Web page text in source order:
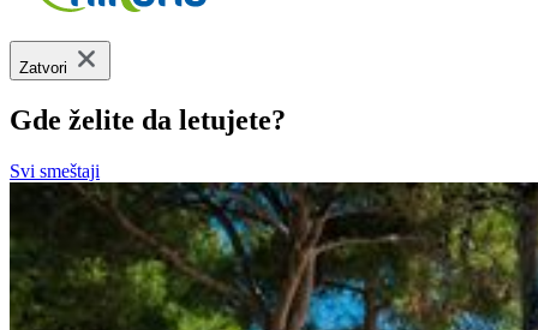
Zatvori
Gde želite da letujete?
Svi smeštaji